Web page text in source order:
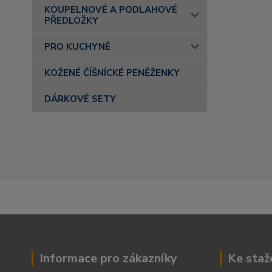
KOUPELNOVÉ A PODLAHOVÉ
PŘEDLOŽKY
PRO KUCHYNĚ
KOŽENÉ ČÍŠNÍCKÉ PENĚŽENKY
DÁRKOVÉ SETY
Informace pro zákazníky Ke